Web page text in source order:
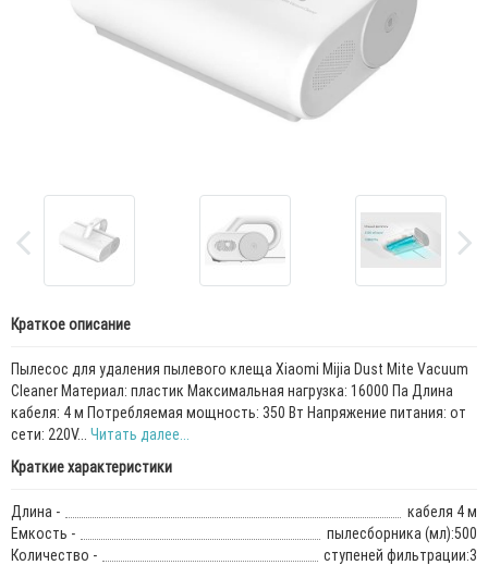
Краткое описание
Пылесос для удаления пылевого клеща Xiaomi Mijia Dust Mite Vacuum
Cleaner Материал: пластик Максимальная нагрузка: 16000 Па Длина
кабеля: 4 м Потребляемая мощность: 350 Вт Напряжение питания: от
сети: 220V... Читать далее...
Краткие характеристики
Длина -
кабеля 4 м
Емкость -
пылесборника (мл):500
Количество -
ступеней фильтрации:3